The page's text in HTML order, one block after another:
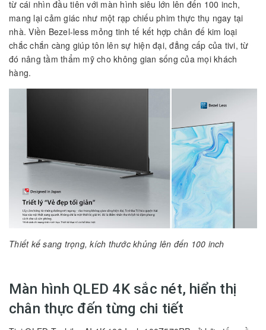
từ cái nhìn đầu tiên với màn hình siêu lớn lên đến 100 inch,
mang lại cảm giác như một rạp chiếu phim thực thụ ngay tại
nhà. Viền Bezel-less mỏng tinh tế kết hợp chân đế kim loại
chắc chắn càng giúp tôn lên sự hiện đại, đẳng cấp của tivi, từ
đó nâng tầm thẩm mỹ cho không gian sống của mọi khách
hàng.
Thiết kế sang trọng, kích thước khủng lên đến 100 inch
Màn hình QLED 4K sắc nét, hiển thị
chân thực đến từng chi tiết